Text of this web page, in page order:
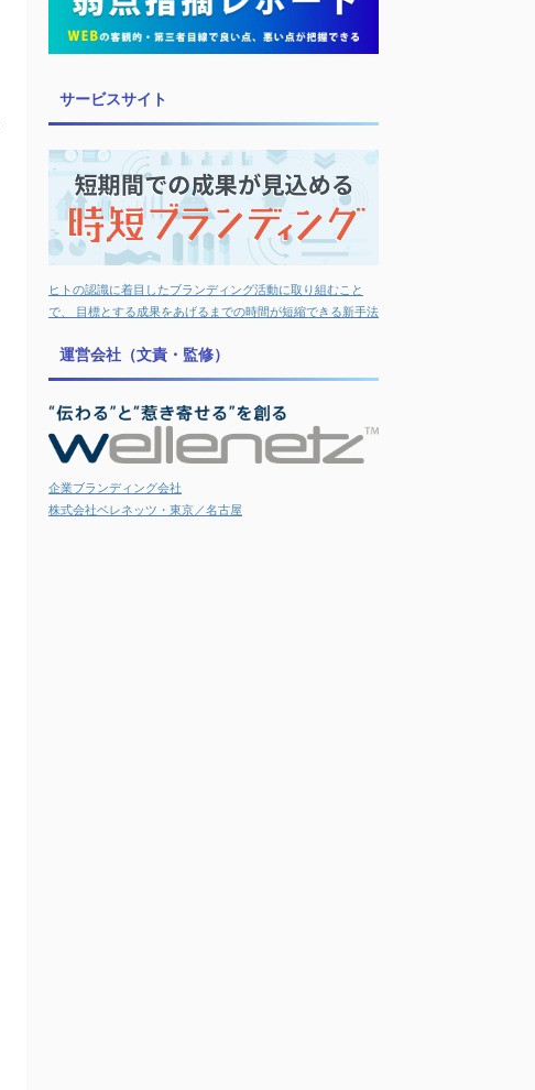
サービスサイト
ヒトの認識に着目したブランディング活動に取り組むこと
で、 目標とする成果をあげるまでの時間が短縮できる新手法
運営会社（文責・監修）
企業ブランディング会社
株式会社ベレネッツ・東京／名古屋